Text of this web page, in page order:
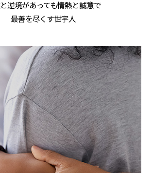
逆境があっても情熱と誠意で
最善を尽くす世宇人